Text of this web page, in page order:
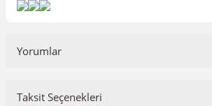
Yorumlar
Taksit Seçenekleri